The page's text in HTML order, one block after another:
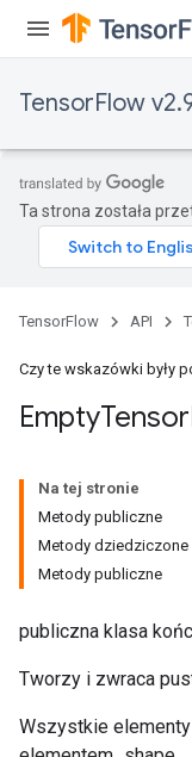
TensorFlow
Ta strona została
TensorFlow API
Czy te wskazówki były
EmptyTensor
Na tej stronie
Metody publiczne
Metody dziedziczone
Metody publiczne
publiczna klasa
Tworzy i zwraca
Wszystkie